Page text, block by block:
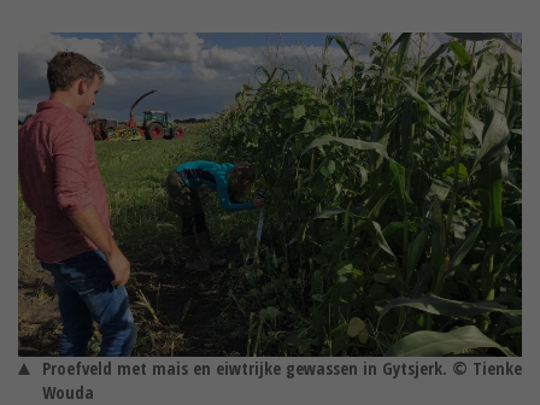
Proefveld met mais en eiwtrijke gewassen in Gytsjerk. © Tienke
Wouda